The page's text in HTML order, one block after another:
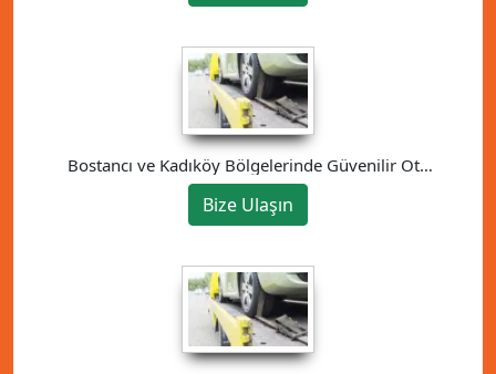
Bostancı ve Kadıköy Bölgelerinde Güvenilir Oto
Kurtarma Hizmeti
Bize Ulaşın